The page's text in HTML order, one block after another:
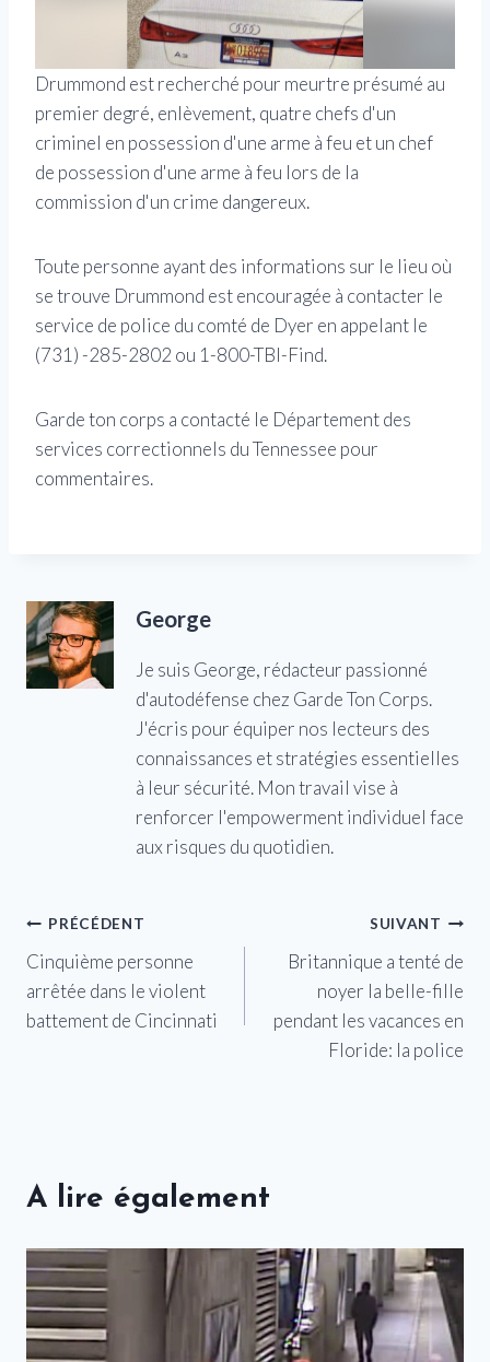
Drummond est recherché pour meurtre présumé au
premier degré, enlèvement, quatre chefs d'un
criminel en possession d'une arme à feu et un chef
de possession d'une arme à feu lors de la
commission d'un crime dangereux.
Toute personne ayant des informations sur le lieu où
se trouve Drummond est encouragée à contacter le
service de police du comté de Dyer en appelant le
(731) -285-2802 ou 1-800-TBI-Find.
Garde ton corps a contacté le Département des
services correctionnels du Tennessee pour
commentaires.
George
Je suis George, rédacteur passionné
d'autodéfense chez Garde Ton Corps.
J'écris pour équiper nos lecteurs des
connaissances et stratégies essentielles
à leur sécurité. Mon travail vise à
renforcer l'empowerment individuel face
aux risques du quotidien.
Navigation
de
l’article
PRÉCÉDENT
Cinquième personne
arrêtée dans le violent
battement de Cincinnati
SUIVANT
Britannique a tenté de
noyer la belle-fille
pendant les vacances en
Floride: la police
A lire également